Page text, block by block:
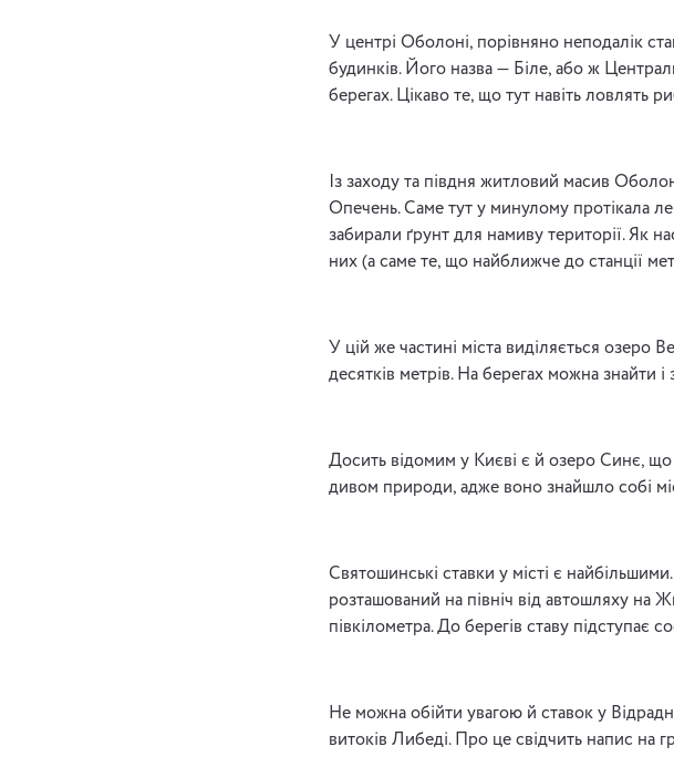
У центрі Оболоні, порівняно неподалік
будинків. Його назва — Біле, або ж
берегах. Цікаво те, що тут навіть ловлять
Із заходу та півдня житловий масив
Опечень. Саме тут у минулому протікала
забирали ґрунт для намиву території. Як
них (а саме те, що найближче до станції
У цій же частині міста виділяється озеро
десятків метрів. На берегах можна знайти і
Досить відомим у Києві є й озеро Синє, що
дивом природи, адже воно знайшло собі
Святошинські ставки у місті є
розташований на північ від автошляху
півкілометра. До берегів ставу підступає
Не можна обійти увагою й ставок у
витоків Либеді. Про це свідчить напис на